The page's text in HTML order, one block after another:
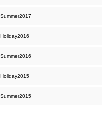
Summer2017
Holiday2016
Summer2016
Holiday2015
Summer2015